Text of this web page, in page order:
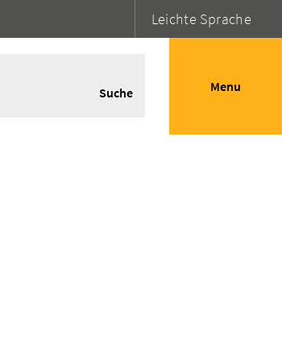
Leichte Sprache
Suche Menu